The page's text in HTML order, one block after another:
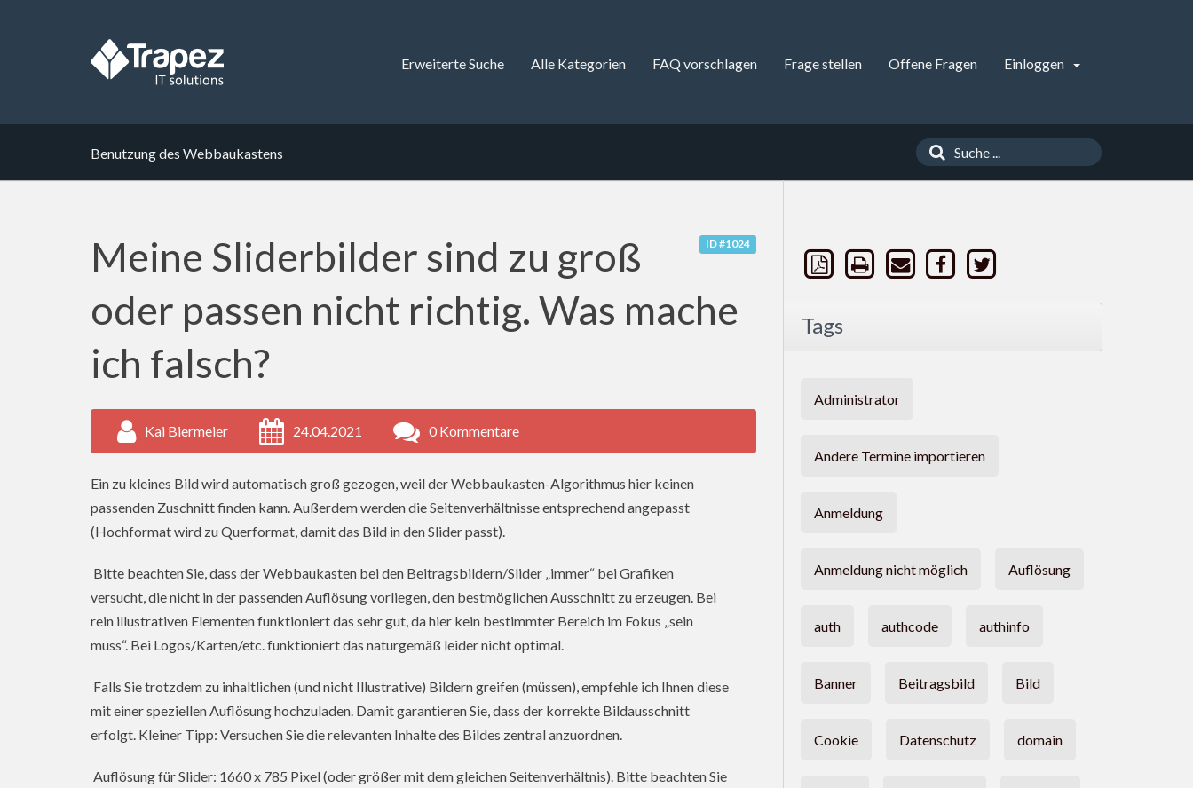
Erweiterte Suche Alle Kategorien FAQ vorschlagen Frage stellen Offene Fragen Einloggen
Benutzung des Webbaukastens
ID #1024
Meine Sliderbilder sind zu groß
oder passen nicht richtig. Was mache
ich falsch?
Kai Biermeier 24.04.2021 0 Kommentare
Ein zu kleines Bild wird automatisch groß gezogen, weil der Webbaukasten-Algorithmus hier keinen
passenden Zuschnitt finden kann. Außerdem werden die Seitenverhältnisse entsprechend angepasst
(Hochformat wird zu Querformat, damit das Bild in den Slider passt).
Bitte beachten Sie, dass der Webbaukasten bei den Beitragsbildern/Slider „immer“ bei Grafiken
versucht, die nicht in der passenden Auflösung vorliegen, den bestmöglichen Ausschnitt zu erzeugen. Bei
rein illustrativen Elementen funktioniert das sehr gut, da hier kein bestimmter Bereich im Fokus „sein
muss“. Bei Logos/Karten/etc. funktioniert das naturgemäß leider nicht optimal.
Falls Sie trotzdem zu inhaltlichen (und nicht Illustrative) Bildern greifen (müssen), empfehle ich Ihnen diese
mit einer speziellen Auflösung hochzuladen. Damit garantieren Sie, dass der korrekte Bildausschnitt
erfolgt. Kleiner Tipp: Versuchen Sie die relevanten Inhalte des Bildes zentral anzuordnen.
Auflösung für Slider: 1660 x 785 Pixel (oder größer mit dem gleichen Seitenverhältnis). Bitte beachten Sie
Tags
Administrator
Andere Termine importieren
Anmeldung
Anmeldung nicht möglich Auflösung
auth authcode authinfo
Banner Beitragsbild Bild
Cookie Datenschutz domain